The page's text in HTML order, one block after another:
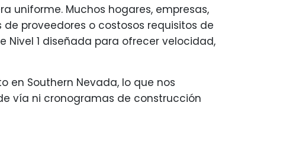
uniforme. Muchos hogares, empresas,
proveedores o costosos requisitos de
1 diseñada para ofrecer velocidad,
en Southern Nevada, lo que nos
vía ni cronogramas de construcción